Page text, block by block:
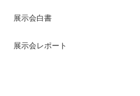
展示会白書
展示会レポート